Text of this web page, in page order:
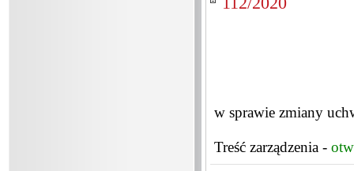
w sprawie zmiany
Treść zarządzenia -